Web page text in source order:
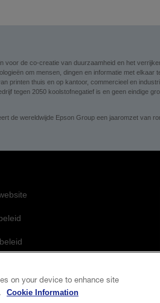
voor de co-creatie van duurzaamheid en het
om mensen, dingen en informatie met elkaar
printen thuis en op kantoor, commercieel en
tegen 2050 koolstofnegatief is en geen eindige
de wereldwijde Epson Group een jaaromzet van
van Epson aan
on your device to enhance site
Cookie Information